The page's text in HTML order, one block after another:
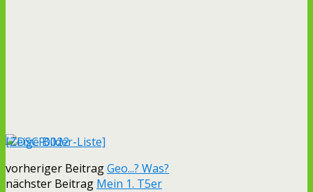
[Zeige Bilder-Liste]
vorheriger BeitragGeo...? Was?
nächster Beitrag Mein 1. T5er